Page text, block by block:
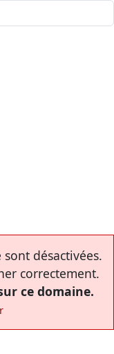
désactivées.
correctement.
ce domaine.